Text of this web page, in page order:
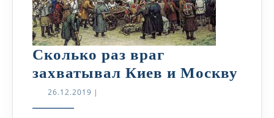
Сколько раз враг
захватывал Киев и Москву
26.12.2019 26.12.2019
|